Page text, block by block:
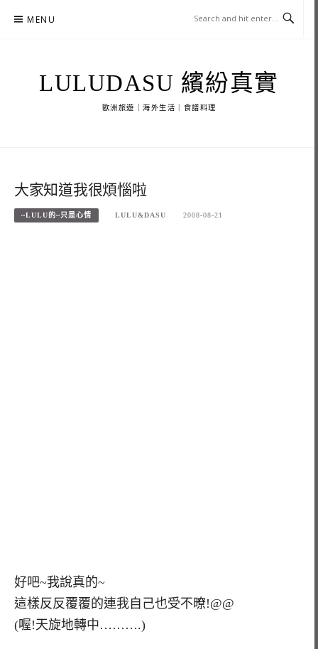
MENU
LULUDASU 繽紛真實
歐洲旅遊｜海外生活｜食譜料理
大家知道我很煩惱啦
~LULU的~只是心情 LULU&DASU 2008-08-21
好吧~我說真的~
這樣反反覆覆的連我自己也受不暸!@@
(喔!天旋地轉中……….)